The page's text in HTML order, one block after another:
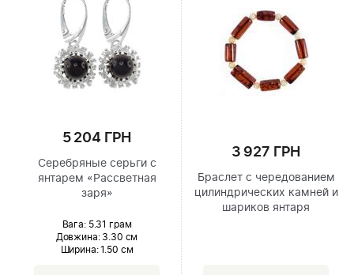
5 204 ГРН
Серебряные серьги с
янтарем «Рассветная
заря»
Вага: 5.31 грам
Довжина:3.30 см
Ширина: 1.50 см
3 927 ГРН
Браслет с чередованием
цилиндрических камней и
шариков янтаря